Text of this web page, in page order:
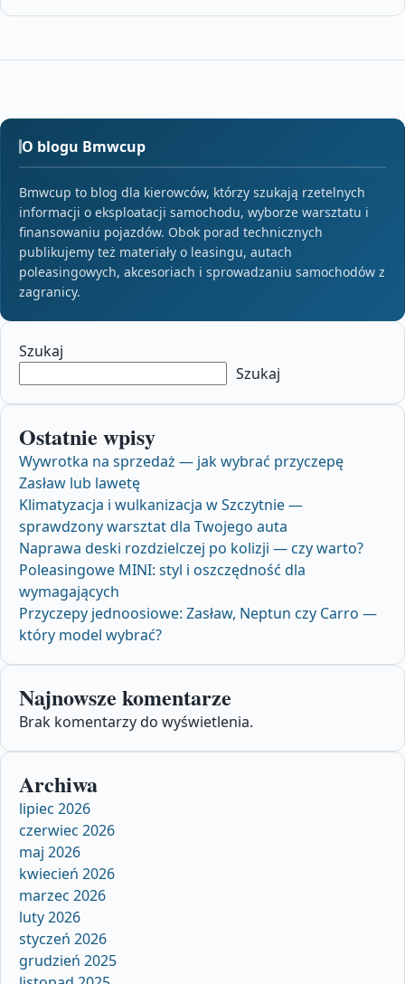
O blogu Bmwcup
Bmwcup to blog dla kierowców, którzy szukają rzetelnych
informacji o eksploatacji samochodu, wyborze warsztatu i
finansowaniu pojazdów. Obok porad technicznych
publikujemy też materiały o leasingu, autach
poleasingowych, akcesoriach i sprowadzaniu samochodów z
zagranicy.
Szukaj
Szukaj
Ostatnie wpisy
Wywrotka na sprzedaż — jak wybrać przyczepę
Zasław lub lawetę
Klimatyzacja i wulkanizacja w Szczytnie —
sprawdzony warsztat dla Twojego auta
Naprawa deski rozdzielczej po kolizji — czy warto?
Poleasingowe MINI: styl i oszczędność dla
wymagających
Przyczepy jednoosiowe: Zasław, Neptun czy Carro —
który model wybrać?
Najnowsze komentarze
Brak komentarzy do wyświetlenia.
Archiwa
lipiec 2026
czerwiec 2026
maj 2026
kwiecień 2026
marzec 2026
luty 2026
styczeń 2026
grudzień 2025